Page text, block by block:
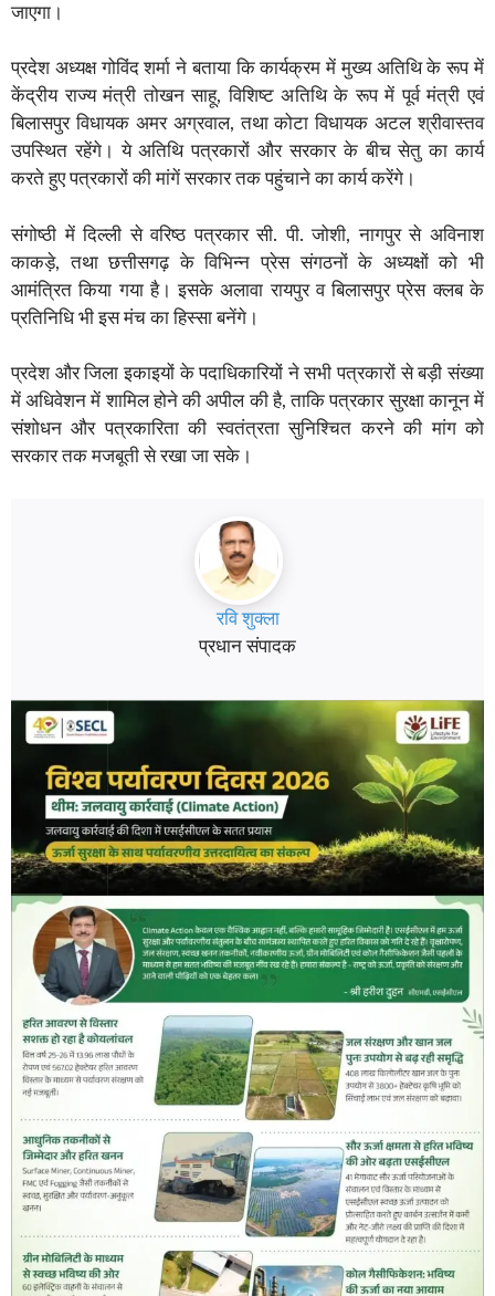
जाएगा।
प्रदेश अध्यक्ष गोविंद शर्मा ने बताया कि कार्यक्रम में मुख्य अतिथि के रूप में
केंद्रीय राज्य मंत्री तोखन साहू, विशिष्ट अतिथि के रूप में पूर्व मंत्री एवं
बिलासपुर विधायक अमर अग्रवाल, तथा कोटा विधायक अटल श्रीवास्तव
उपस्थित रहेंगे। ये अतिथि पत्रकारों और सरकार के बीच सेतु का कार्य
करते हुए पत्रकारों की मांगें सरकार तक पहुंचाने का कार्य करेंगे।
संगोष्ठी में दिल्ली से वरिष्ठ पत्रकार सी. पी. जोशी, नागपुर से अविनाश
काकड़े, तथा छत्तीसगढ़ के विभिन्न प्रेस संगठनों के अध्यक्षों को भी
आमंत्रित किया गया है। इसके अलावा रायपुर व बिलासपुर प्रेस क्लब के
प्रतिनिधि भी इस मंच का हिस्सा बनेंगे।
प्रदेश और जिला इकाइयों के पदाधिकारियों ने सभी पत्रकारों से बड़ी संख्या
में अधिवेशन में शामिल होने की अपील की है, ताकि पत्रकार सुरक्षा कानून में
संशोधन और पत्रकारिता की स्वतंत्रता सुनिश्चित करने की मांग को
सरकार तक मजबूती से रखा जा सके।
रवि शुक्ला
प्रधान संपादक